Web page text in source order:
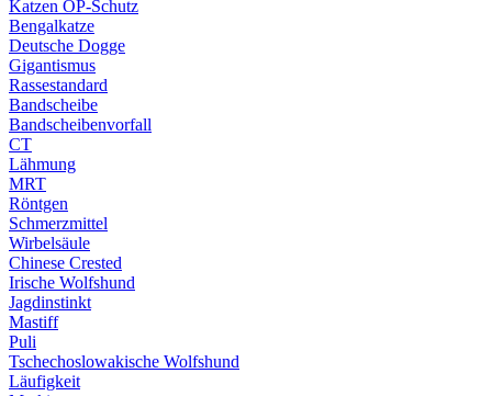
Katzen OP-Schutz
Bengalkatze
Deutsche Dogge
Gigantismus
Rassestandard
Bandscheibe
Bandscheibenvorfall
CT
Lähmung
MRT
Röntgen
Schmerzmittel
Wirbelsäule
Chinese Crested
Irische Wolfshund
Jagdinstinkt
Mastiff
Puli
Tschechoslowakische Wolfshund
Läufigkeit